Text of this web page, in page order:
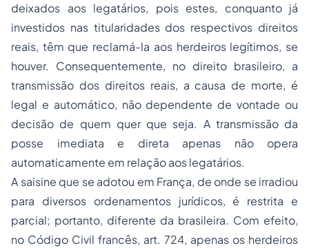
deixados aos legatários, pois estes, conquanto já
investidos nas titularidades dos respectivos direitos
reais, têm que reclamá-la aos herdeiros legítimos, se
houver. Consequentemente, no direito brasileiro, a
transmissão dos direitos reais, a causa de morte, é
legal e automático, não dependente de vontade ou
decisão de quem quer que seja. A transmissão da
posse imediata e direta apenas não opera
automaticamente em relação aos legatários.
A saisine que se adotou em França, de onde se irradiou
para diversos ordenamentos jurídicos, é restrita e
parcial; portanto, diferente da brasileira. Com efeito,
no Código Civil francês, art. 724, apenas os herdeiros